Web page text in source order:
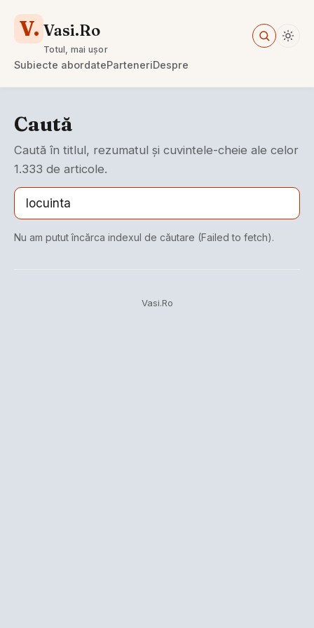
V. Vasi.Ro
Totul, mai ușor
Subiecte abordateParteneriDespre
Caută
Caută în titlul, rezumatul și cuvintele-cheie ale celor
1.333 de articole.
Nu am putut încărca indexul de căutare (Failed to fetch).
Vasi.Ro